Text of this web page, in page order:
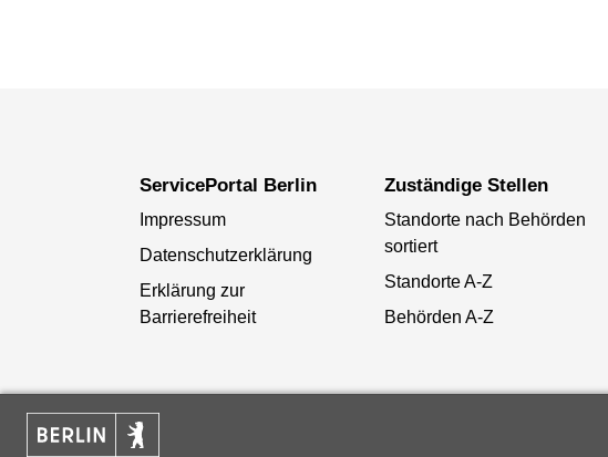
ServicePortal Berlin
Impressum
Datenschutzerklärung
Erklärung zur
Barrierefreiheit
Zuständige Stellen
Standorte nach Behörden
sortiert
Standorte A-Z
Behörden A-Z